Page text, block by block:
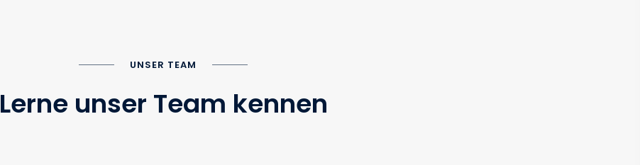
UNSER TEAM
Lerne unser Team kennen